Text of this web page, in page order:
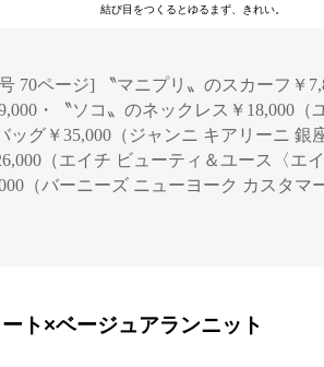
結び目をつくるとゆるまず、きれい。
70ページ] 〝マニプリ〟のスカーフ￥
・〝ソコ〟のネックレス￥18,000（
ッグ￥35,000（ジャンニ キアリーニ 銀
（エイチ ビューティ＆ユース〈エ
（バーニーズ ニューヨーク カスタマ
ト×ベージュアランニット